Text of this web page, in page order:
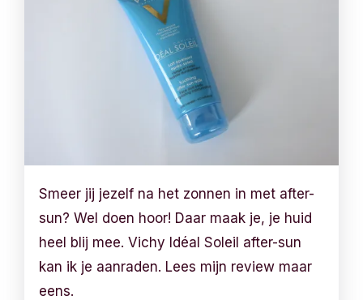
Smeer jij jezelf na het zonnen in met after-
sun? Wel doen hoor! Daar maak je, je huid
heel blij mee. Vichy Idéal Soleil after-sun
kan ik je aanraden. Lees mijn review maar
eens.